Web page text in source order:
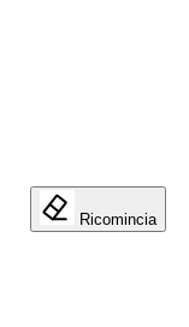
Ricomincia